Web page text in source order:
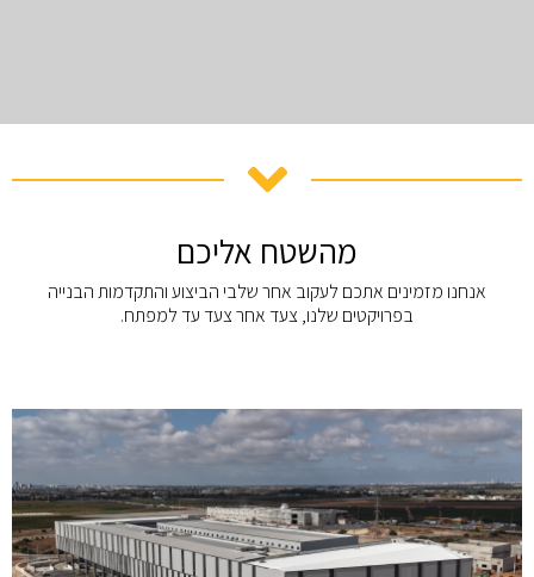
מהשטח אליכם
אנחנו מזמינים אתכם לעקוב אחר שלבי הביצוע והתקדמות הבנייה
בפרויקטים שלנו, צעד אחר צעד עד למפתח.